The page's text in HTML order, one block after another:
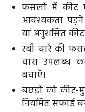
फसलों में कीट
आवश्यकता पड़ने
या अनुशंसित
रबी चारे की
चारा उपलब्ध
बचाएँ।
बछड़ों को कीट-
नियमित सफाई